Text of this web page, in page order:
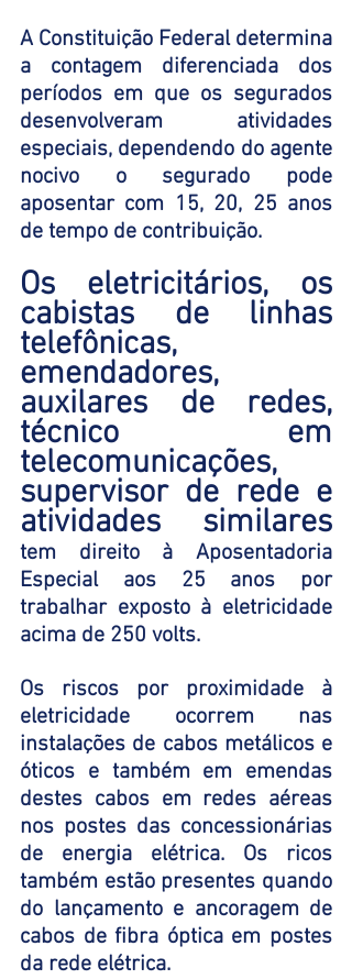
A Constituição Federal determina
a contagem diferenciada dos
períodos em que os segurados
desenvolveram atividades
especiais, dependendo do agente
nocivo o segurado pode
aposentar com 15, 20, 25 anos
de tempo de contribuição.
Os eletricitários, os
cabistas de linhas
telefônicas,
emendadores,
auxilares de redes,
técnico em
telecomunicações,
supervisor de rede e
atividades similares
tem direito à Aposentadoria
Especial aos 25 anos por
trabalhar exposto à eletricidade
acima de 250 volts.
Os riscos por proximidade à
eletricidade ocorrem nas
instalações de cabos metálicos e
óticos e também em emendas
destes cabos em redes aéreas
nos postes das concessionárias
de energia elétrica. Os ricos
também estão presentes quando
do lançamento e ancoragem de
cabos de fibra óptica em postes
da rede elétrica.